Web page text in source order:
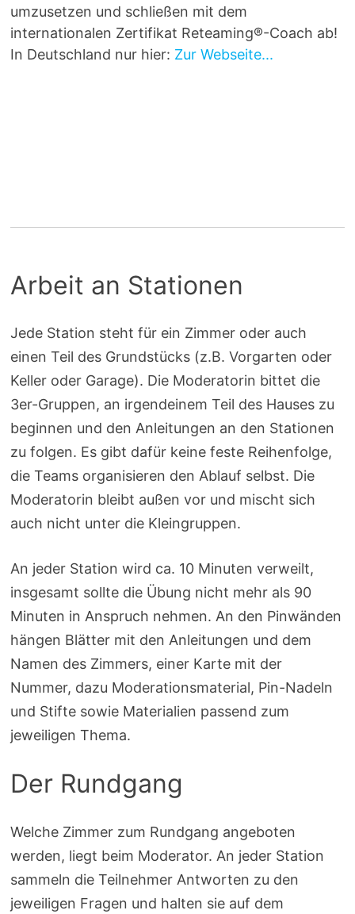
umzusetzen und schließen mit dem
internationalen Zertifikat Reteaming®-Coach ab!
In Deutschland nur hier: Zur Webseite...
Arbeit an Stationen
Jede Station steht für ein Zimmer oder auch
einen Teil des Grundstücks (z.B. Vorgarten oder
Keller oder Garage). Die Moderatorin bittet die
3er-Gruppen, an irgendeinem Teil des Hauses zu
beginnen und den Anleitungen an den Stationen
zu folgen. Es gibt dafür keine feste Reihenfolge,
die Teams organisieren den Ablauf selbst. Die
Moderatorin bleibt außen vor und mischt sich
auch nicht unter die Kleingruppen.
An jeder Station wird ca. 10 Minuten verweilt,
insgesamt sollte die Übung nicht mehr als 90
Minuten in Anspruch nehmen. An den Pinwänden
hängen Blätter mit den Anleitungen und dem
Namen des Zimmers, einer Karte mit der
Nummer, dazu Moderationsmaterial, Pin-Nadeln
und Stifte sowie Materialien passend zum
jeweiligen Thema.
Der Rundgang
Welche Zimmer zum Rundgang angeboten
werden, liegt beim Moderator. An jeder Station
sammeln die Teilnehmer Antworten zu den
jeweiligen Fragen und halten sie auf dem